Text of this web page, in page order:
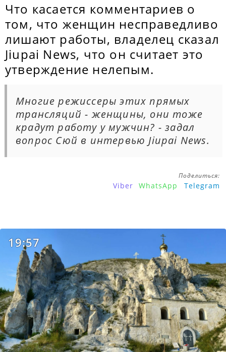
Что касается комментариев о
том, что женщин несправедливо
лишают работы, владелец сказал
Jiupai News, что он считает это
утверждение нелепым.
Многие режиссеры этих прямых
трансляций - женщины, они тоже
крадут работу у мужчин? - задал
вопрос Сюй в интервью Jiupai News.
Поделиться:
Viber WhatsApp Telegram
19:57